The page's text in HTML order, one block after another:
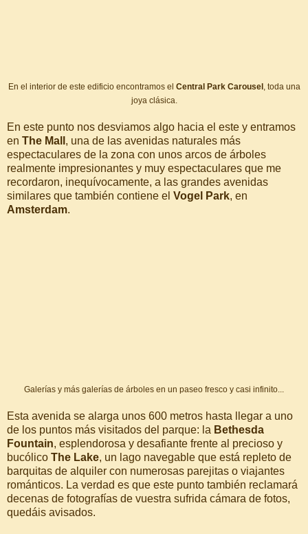
En el interior de este edificio encontramos el Central Park Carousel, toda una
joya clásica.
En este punto nos desviamos algo hacia el este y entramos
en The Mall , una de las avenidas naturales más
espectaculares de la zona con unos arcos de árboles
realmente impresionantes y muy espectaculares que me
recordaron, inequívocamente, a las grandes avenidas
similares que también contiene el Vogel Park, en
Amsterdam.
Galerías y más galerías de árboles en un paseo fresco y casi infinito...
Esta avenida se alarga unos 600 metros hasta llegar a uno
de los puntos más visitados del parque: la Bethesda
Fountain, esplendorosa y desafiante frente al precioso y
bucólico The Lake, un lago navegable que está repleto de
barquitas de alquiler con numerosas parejitas o viajantes
románticos. La verdad es que este punto también reclamará
decenas de fotografías de vuestra sufrida cámara de fotos,
quedáis avisados.